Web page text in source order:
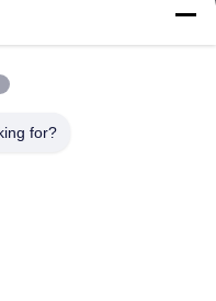
จังหวัดซานเฮ
for?